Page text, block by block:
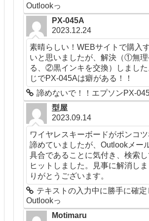
Outlookっ
PX-045A
2023.12.24
素晴らしい！WEBサイトで購入
いと思いましたが、解決（①無
る、②黒インキを交換）しまし
じでPX-045Aは癖がある！！
諦めないで！！エプソンPX-
型屋
2023.09.14
ワイヤレスキーボードがポンコ
諦めていましたが、Outlookメー
具合であることに気付き、検索
ヒットしました。見事に解消し
りがとうございます。
テキストの入力中に勝手に確定
Outlookっ
Motimaru